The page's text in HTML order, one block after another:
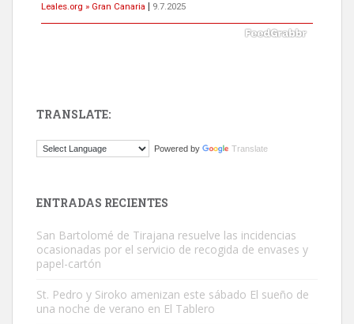
Leales.org » Gran Canaria
9.7.2025
El ayuntamiento se va a llevar a Los Gatos callejeros de la zona los
TRANSLATE:
Powered by Translate
ENTRADAS RECIENTES
San Bartolomé de Tirajana resuelve las incidencias
ocasionadas por el servicio de recogida de envases y
papel-cartón
St. Pedro y Siroko amenizan este sábado El sueño de
una noche de verano en El Tablero